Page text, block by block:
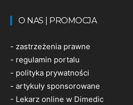
O NAS | PROMOCJA
- zastrzeżenia prawne
- regulamin portalu
- polityka prywatności
- artykuły sponsorowane
- Lekarz online w Dimedic